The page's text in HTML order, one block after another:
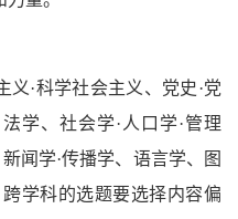
义·科学社会主义、党史·党
学、社会学·人口学·管理
闻学·传播学、语言学、图
学科的选题要选择内容偏